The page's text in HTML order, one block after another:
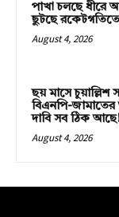
পাখা চলছে ধীরে
ছুটছে
August 4, 2026
ছয় মাসে
বিএনপি-
দাবি সব ঠিক
August 4, 2026